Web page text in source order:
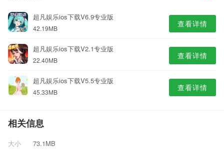
超凡娱乐ios下载V6.9专业版
42.19MB 查看详情
超凡娱乐ios下载V2.1专业版
22.40MB 查看详情
超凡娱乐ios下载V5.5专业版
45.33MB 查看详情
相关信息
大小
73.1MB